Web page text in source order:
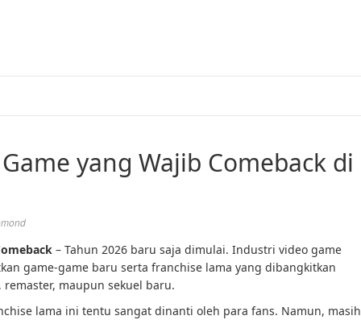
yang Wajib Comeback di
– Tahun 2026 baru saja dimulai. Industri video game
game-game baru serta franchise lama yang dibangkitkan
maupun sekuel baru.
lama ini tentu sangat dinanti oleh para fans. Namun, masih